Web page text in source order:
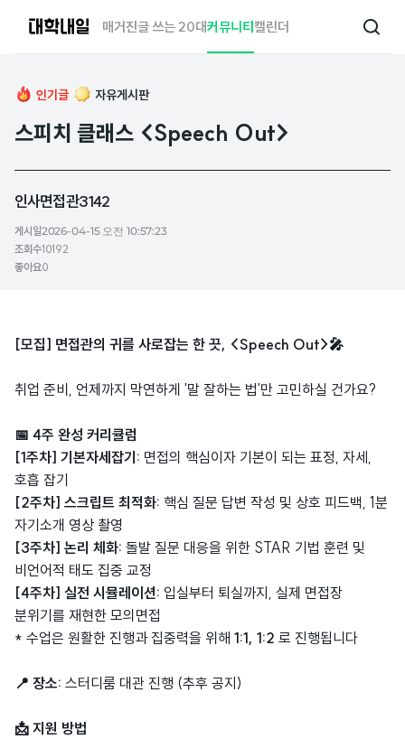
매거진글 쓰는 20대커뮤니티캘린더
검
인기글 자유게시판
스피치 클래스 <Speech Out>
인사면접관3142
게시일2026-04-15 오전 10:57:23
조회수10192
좋아요0
[모집] 면접관의 귀를 사로잡는 한 끗, <Speech Out>🎤
취업 준비, 언제까지 막연하게 '말 잘하는 법'만 고민하실 건가요?
📅 4주 완성 커리큘럼
[1주차] 기본자세잡기: 면접의 핵심이자 기본이 되는 표정, 자세,
호흡 잡기
[2주차] 스크립트 최적화: 핵심 질문 답변 작성 및 상호 피드백, 1분
자기소개 영상 촬영
[3주차] 논리 체화: 돌발 질문 대응을 위한 STAR 기법 훈련 및
비언어적 태도 집중 교정
[4주차] 실전 시뮬레이션: 입실부터 퇴실까지, 실제 면접장
분위기를 재현한 모의면접
* 수업은 원활한 진행과 집중력을 위해 1:1, 1:2 로 진행됩니다
📍 장소: 스터디룸 대관 진행 (추후 공지)
📩 지원 방법